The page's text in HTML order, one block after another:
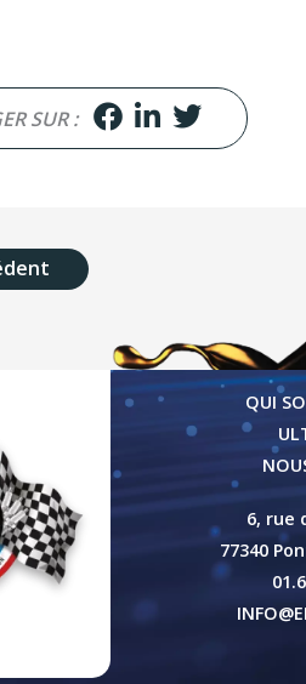
SUR :
QUI
6, rue
77340